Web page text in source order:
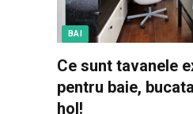
BAI
Ce sunt tavanele
pentru baie,
hol!